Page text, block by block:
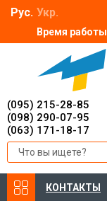
Время
Рус. Укр.
(095) 215-28-85
(098) 290-07-95
(063) 171-18-17
КОНТАКТЫ